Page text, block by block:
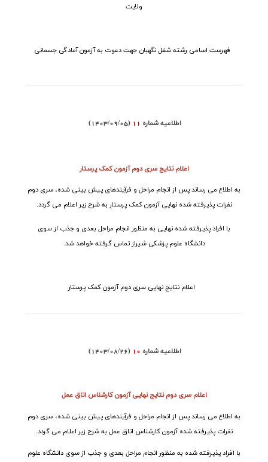
ولایت
فهرست اسامی رشته شغل نگهبان جهت دعوت به آزمون آمادگی جسمانی
اطلاعیه شماره 11
(1403/09/05)
اعلام نتایج سری دوم آزمون کمک پرستار
به اطلاع می رساند پس از انجام مراحل و فرآیندهای پیش بینی شده، سری دوم
نفرات پذیرفته شده نهایی آزمونکمک پرستار به شرح زیر اعلام می گردد.
با افراد پذیرفته شده نهایی به منظور انجام مراحل بعدی و جذب از سوی
دانشگاه علوم پزشکی شیراز تماس گرفته خواهد شد.
اعلام نتایج نهایی سری دوم آزمون کمک پرستار
اطلاعیه شماره 10
(1403/08/26)
اعلام سری دوم نتایج نهایی آزمون کارشناس اتاق عمل
به اطلاع می رساند پس از انجام مراحل و فرآیندهای پیش بینی شده، سری دوم
نفرات پذیرفته شده آزمونکارشناس اتاق عمل به شرح زیر اعلام می گردد.
با افراد پذیرفته شده به منظور انجام مراحل بعدی و جذب از سوی دانشگاه علوم